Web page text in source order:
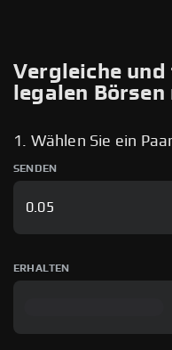
Vergleiche
legalen
1. Wählen Sie ein Paar
SENDEN
ERHALTEN